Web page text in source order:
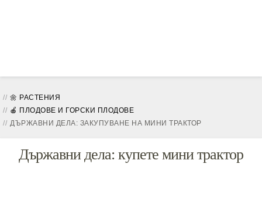
🌼 РАСТЕНИЯ
🍎 ПЛОДОВЕ И ГОРСКИ ПЛОДОВЕ
ДЪРЖАВНИ ДЕЛА: ЗАКУПУВАНЕ НА МИНИ ТРАКТОР
Държавни дела: купете мини трактор